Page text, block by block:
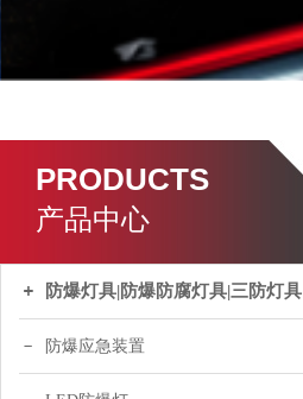
PRODUCTS
产品中心
防爆灯具|防爆防腐灯具|三防灯具
防爆应急装置